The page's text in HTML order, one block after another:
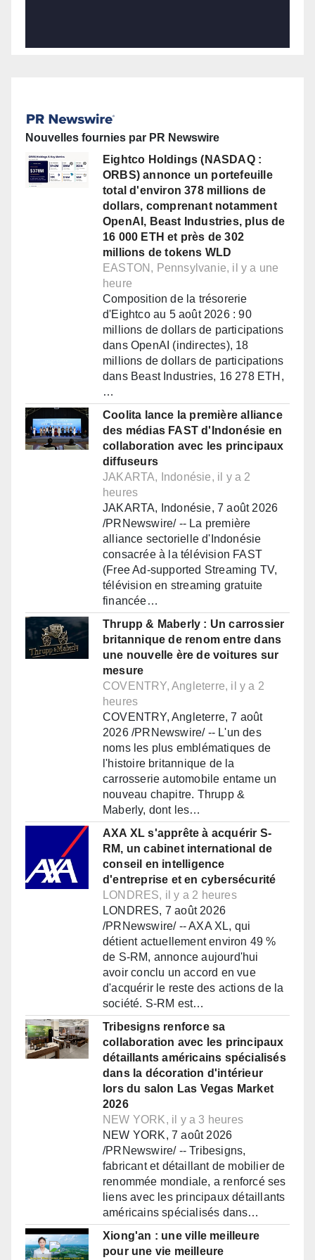
Nouvelles fournies par PR Newswire
Eightco Holdings (NASDAQ :
ORBS) annonce un portefeuille
total d'environ 378 millions de
dollars, comprenant notamment
OpenAI, Beast Industries, plus de
16 000 ETH et près de 302
millions de tokens WLD
EASTON, Pennsylvanie, il y a une
heure
Composition de la trésorerie
d'Eightco au 5 août 2026 : 90
millions de dollars de participations
dans OpenAI (indirectes), 18
millions de dollars de participations
dans Beast Industries, 16 278 ETH,
…
Coolita lance la première alliance
des médias FAST d'Indonésie en
collaboration avec les principaux
diffuseurs
JAKARTA, Indonésie, il y a 2
heures
JAKARTA, Indonésie, 7 août 2026
/PRNewswire/ -- La première
alliance sectorielle d'Indonésie
consacrée à la télévision FAST
(Free Ad-supported Streaming TV,
télévision en streaming gratuite
financée…
Thrupp & Maberly : Un carrossier
britannique de renom entre dans
une nouvelle ère de voitures sur
mesure
COVENTRY, Angleterre, il y a 2
heures
COVENTRY, Angleterre, 7 août
2026 /PRNewswire/ -- L'un des
noms les plus emblématiques de
l'histoire britannique de la
carrosserie automobile entame un
nouveau chapitre. Thrupp &
Maberly, dont les…
AXA XL s'apprête à acquérir S-
RM, un cabinet international de
conseil en intelligence
d'entreprise et en cybersécurité
LONDRES, il y a 2 heures
LONDRES, 7 août 2026
/PRNewswire/ -- AXA XL, qui
détient actuellement environ 49 %
de S-RM, annonce aujourd'hui
avoir conclu un accord en vue
d'acquérir le reste des actions de la
société. S-RM est…
Tribesigns renforce sa
collaboration avec les principaux
détaillants américains spécialisés
dans la décoration d'intérieur
lors du salon Las Vegas Market
2026
NEW YORK, il y a 3 heures
NEW YORK, 7 août 2026
/PRNewswire/ -- Tribesigns,
fabricant et détaillant de mobilier de
renommée mondiale, a renforcé ses
liens avec les principaux détaillants
américains spécialisés dans…
Xiong'an : une ville meilleure
pour une vie meilleure